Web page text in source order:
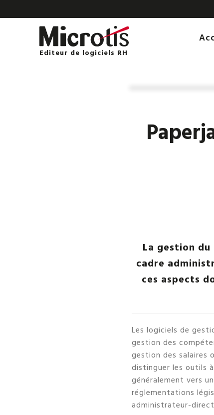
Editeur de logiciels RH
La gestion
cadre
ces aspects
Les logiciels de
gestion des
gestion des salaires
distinguer les outils
généralement vers
réglementations
administrateur-